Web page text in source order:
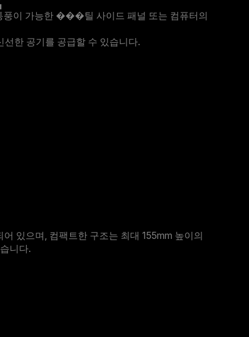
풍이 가능한 ���틸 사이드 패널 또는 컴퓨터의
한 공기를 공급할 수 있습니다.
있으며, 컴팩트한 구조는 최대 155mm 높이의
니다.